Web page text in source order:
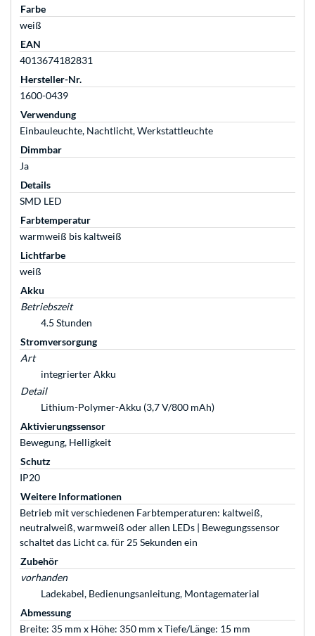
Farbe
weiß
EAN
4013674182831
Hersteller-Nr.
1600-0439
Verwendung
Einbauleuchte, Nachtlicht, Werkstattleuchte
Dimmbar
Ja
Details
SMD LED
Farbtemperatur
warmweiß bis kaltweiß
Lichtfarbe
weiß
Akku
Betriebszeit
4.5 Stunden
Stromversorgung
Art
integrierter Akku
Detail
Lithium-Polymer-Akku (3,7 V/800 mAh)
Aktivierungssensor
Bewegung, Helligkeit
Schutz
IP20
Weitere Informationen
Betrieb mit verschiedenen Farbtemperaturen: kaltweiß,
neutralweiß, warmweiß oder allen LEDs | Bewegungssensor
schaltet das Licht ca. für 25 Sekunden ein
Zubehör
vorhanden
Ladekabel, Bedienungsanleitung, Montagematerial
Abmessung
Breite: 35 mm x Höhe: 350 mm x Tiefe/Länge: 15 mm